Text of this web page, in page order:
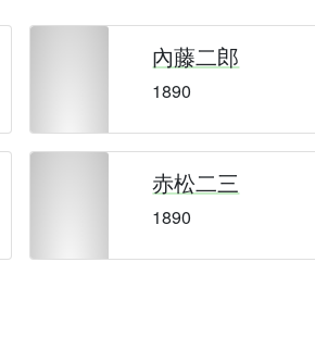
內藤二郎
1890
赤松二三
1890